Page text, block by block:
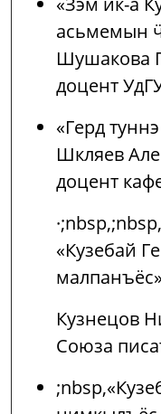
асьмемын
Шушакова
доцент
«Герд
Шкляев
доцент
«Кузебай
малпанъёс»
Кузнецов
Союза